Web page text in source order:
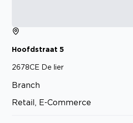
Hoofdstraat 5
2678CE De lier
Branch
Retail, E-Commerce